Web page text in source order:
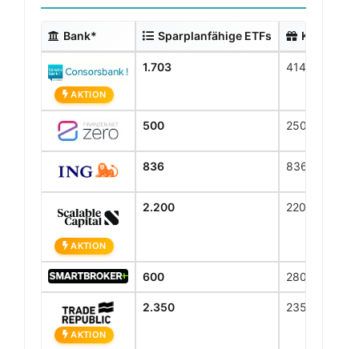
Bank* Sparplanfähige ETFs
AKTION
1.703 414
500 250
836 836
AKTION
2.200 2200
600 280
AKTION
2.350 2350